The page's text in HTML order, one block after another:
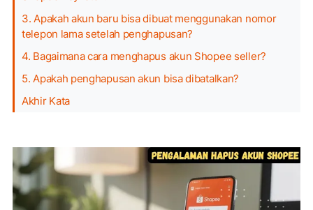
3. Apakah akun baru bisa dibuat menggunakan nomor
telepon lama setelah penghapusan?
4. Bagaimana cara menghapus akun Shopee seller?
5. Apakah penghapusan akun bisa dibatalkan?
Akhir Kata